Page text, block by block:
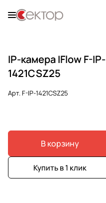
IP-камера IFlow F-IP-
1421CSZ25
Арт.F-IP-1421CSZ25
В корзину
Купить в 1 клик